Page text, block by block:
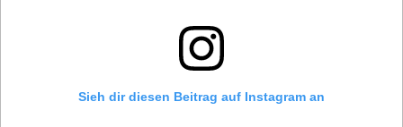
Sieh dir diesen Beitrag auf Instagram an